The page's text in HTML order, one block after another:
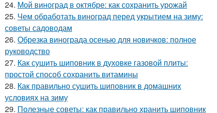
24. Мой виноград в октябре: как сохранить урожай
25. Чем обработать виноград перед укрытием на зиму:
советы садоводам
26. Обрезка винограда осенью для новичков: полное
руководство
27. Как сушить шиповник в духовке газовой плиты:
простой способ сохранить витамины
28. Как правильно сушить шиповник в домашних
условиях на зиму
29. Полезные советы: как правильно хранить шиповник